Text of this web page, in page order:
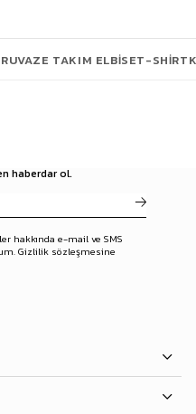
haberdar ol.
hakkında e-mail ve SMS
Gizlilik sözleşmesine
TAKIM ELBISET-SHIRT